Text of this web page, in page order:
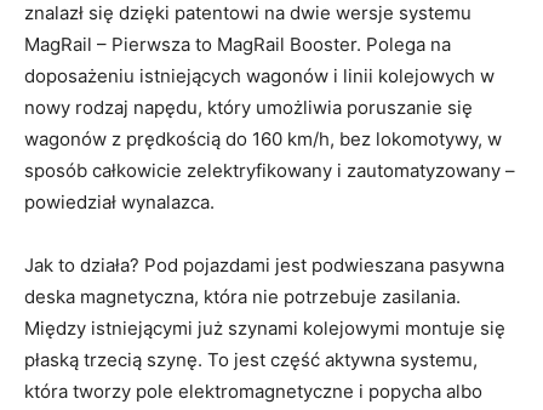
znalazł się dzięki patentowi na dwie wersje systemu
MagRail – Pierwsza to MagRail Booster. Polega na
doposażeniu istniejących wagonów i linii kolejowych w
nowy rodzaj napędu, który umożliwia poruszanie się
wagonów z prędkością do 160 km/h, bez lokomotywy, w
sposób całkowicie zelektryfikowany i zautomatyzowany –
powiedział wynalazca.
Jak to działa? Pod pojazdami jest podwieszana pasywna
deska magnetyczna, która nie potrzebuje zasilania.
Między istniejącymi już szynami kolejowymi montuje się
płaską trzecią szynę. To jest część aktywna systemu,
która tworzy pole elektromagnetyczne i popycha albo